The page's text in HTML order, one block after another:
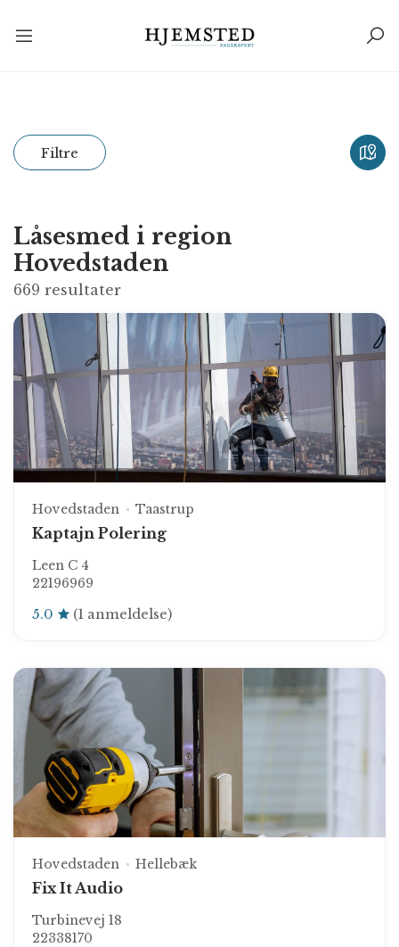
Filtre
Låsesmed i region
Hovedstaden
669 resultater
Hovedstaden Taastrup
Kaptajn Polering
Leen C 4
22196969
5.0 (1 anmeldelse)
Hovedstaden Hellebæk
Fix It Audio
Turbinevej 18
22338170